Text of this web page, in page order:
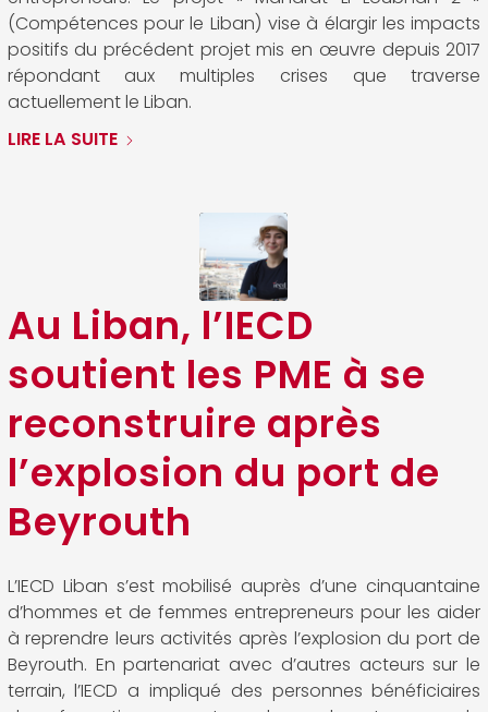
(Compétences pour le Liban) vise à élargir les impacts
positifs du précédent projet mis en œuvre depuis 2017
répondant aux multiples crises que traverse
actuellement le Liban.
LIRE LA SUITE
Au Liban, l’IECD
soutient les PME à se
reconstruire après
l’explosion du port de
Beyrouth
L’IECD Liban s’est mobilisé auprès d’une cinquantaine
d’hommes et de femmes entrepreneurs pour les aider
à reprendre leurs activités après l’explosion du port de
Beyrouth. En partenariat avec d’autres acteurs sur le
terrain, l’IECD a impliqué des personnes bénéficiaires